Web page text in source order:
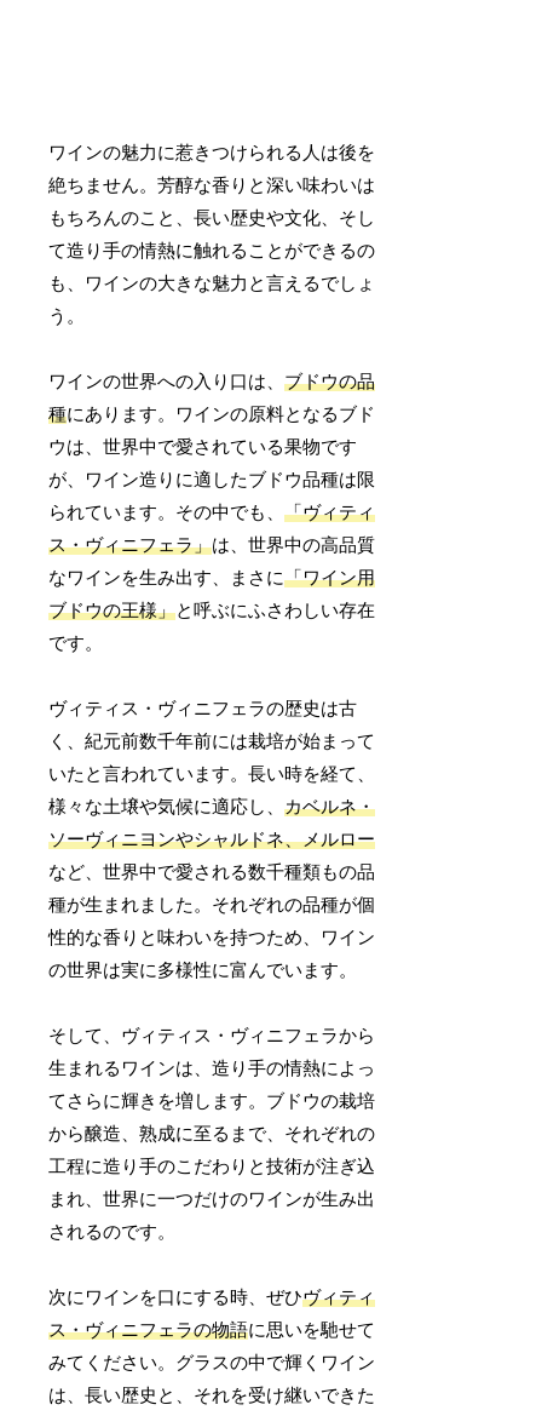
ワインの魅力に惹きつけられる人は後を
絶ちません。芳醇な香りと深い味わいは
もちろんのこと、長い歴史や文化、そし
て造り手の情熱に触れることができるの
も、ワインの大きな魅力と言えるでしょ
う。
ワインの世界への入り口は、ブドウの品
種にあります。ワインの原料となるブド
ウは、世界中で愛されている果物です
が、ワイン造りに適したブドウ品種は限
られています。その中でも、「ヴィティ
ス・ヴィニフェラ」は、世界中の高品質
なワインを生み出す、まさに「ワイン用
ブドウの王様」と呼ぶにふさわしい存在
です。
ヴィティス・ヴィニフェラの歴史は古
く、紀元前数千年前には栽培が始まって
いたと言われています。長い時を経て、
様々な土壌や気候に適応し、カベルネ・
ソーヴィニヨンやシャルドネ、メルロー
など、世界中で愛される数千種類もの品
種が生まれました。それぞれの品種が個
性的な香りと味わいを持つため、ワイン
の世界は実に多様性に富んでいます。
そして、ヴィティス・ヴィニフェラから
生まれるワインは、造り手の情熱によっ
てさらに輝きを増します。ブドウの栽培
から醸造、熟成に至るまで、それぞれの
工程に造り手のこだわりと技術が注ぎ込
まれ、世界に一つだけのワインが生み出
されるのです。
次にワインを口にする時、ぜひヴィティ
ス・ヴィニフェラの物語に思いを馳せて
みてください。グラスの中で輝くワイン
は、長い歴史と、それを受け継いできた